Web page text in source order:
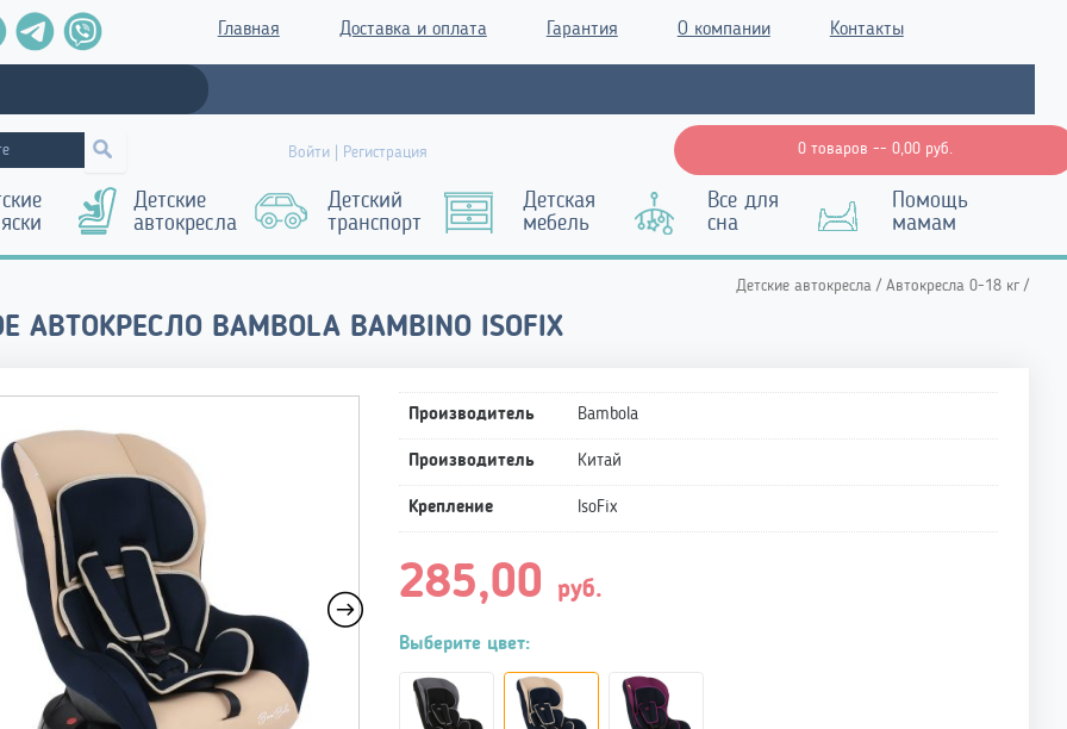
Главная Доставка и оплата Гарантия О компании Контакты
Войти | Регистрация 0 товаров -- 0,00 руб.
Детские
автокресла
Детский
транспорт
Детская
мебель
Все для
сна
Помощь
мамам
Детские автокресла / Автокресла 0-18 кг /
АВТОКРЕСЛО BAMBOLA BAMBINO ISOFIX
Производитель Bambola
Производитель Китай
Крепление IsoFix
285,00 руб.
Выберите цвет: